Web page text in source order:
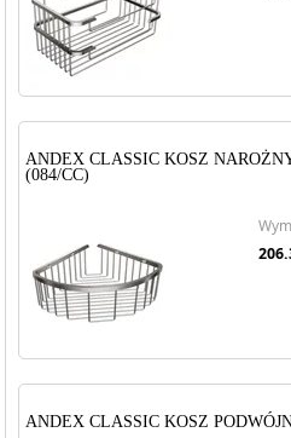
ANDEX CLASSIC KOSZ
(084/CC)
ANDEX CLASSIC KOSZ